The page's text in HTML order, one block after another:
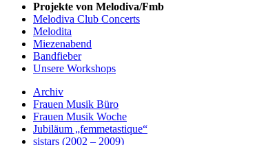
Projekte von Melodiva/Fmb
Melodiva Club Concerts
Melodita
Miezenabend
Bandfieber
Unsere Workshops
Archiv
Frauen Musik Büro
Frauen Musik Woche
Jubiläum „femmetastique“
sistars (2002 – 2009)